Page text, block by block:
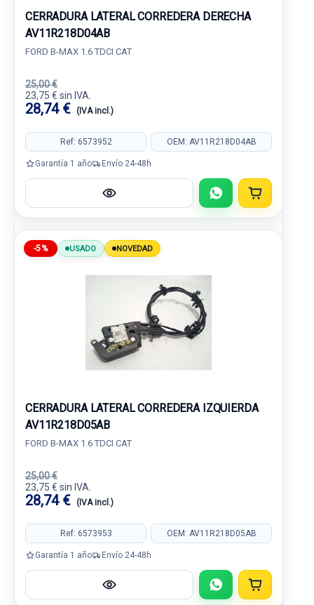
CERRADURA LATERAL CORREDERA DERECHA
AV11R218D04AB
FORD B-MAX 1.6 TDCI CAT
25,00 €
23,75 € sin IVA.
28,74 € (IVA incl.)
Ref: 6573952 OEM: AV11R218D04AB
Garantía 1 año Envío 24-48h
-5% USADO NOVEDAD
CERRADURA LATERAL CORREDERA IZQUIERDA
AV11R218D05AB
FORD B-MAX 1.6 TDCI CAT
25,00 €
23,75 € sin IVA.
28,74 € (IVA incl.)
Ref: 6573953 OEM: AV11R218D05AB
Garantía 1 año Envío 24-48h